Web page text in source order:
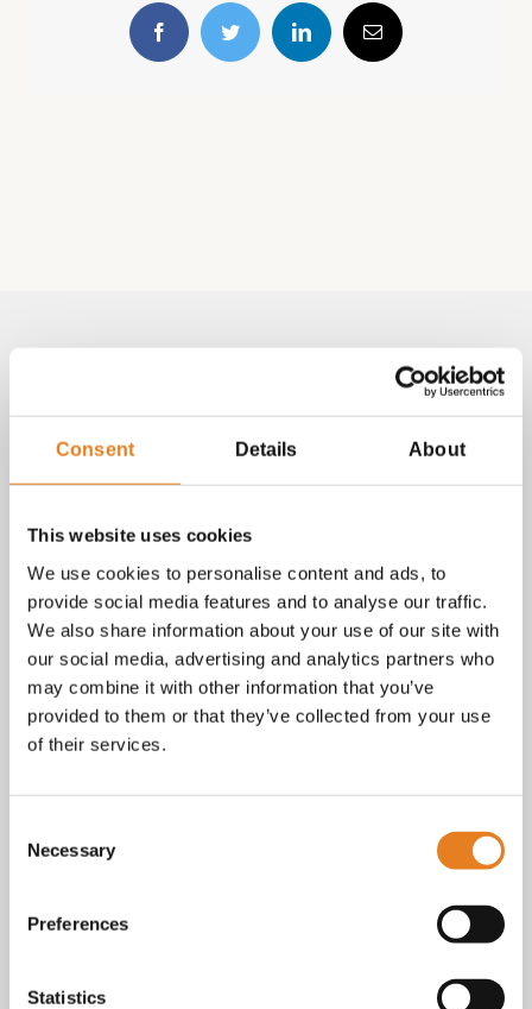
Consent Details About
This website uses cookies
We use cookies to personalise content and ads, to
provide social media features and to analyse our traffic.
We also share information about your use of our site with
our social media, advertising and analytics partners who
may combine it with other information that you’ve
provided to them or that they’ve collected from your use
of their services.
Selection
Necessary
Preferences
Statistics
FacebookTwitter LinkedInE-
mail
Aangepast met telefoonnummer:
tot vragen over bestellingen, betalingen en leveringen.
Facebook
Instagram
E-mail
Telefoon / whatsapp: +31 6 23227983
Bekijk onzeAlgemene voorwaarden. KvK nr.: 18068338.
Lees ook onze privacy encookiepolicy als je benieuwd
bent naar wat we met je gegevens doen.